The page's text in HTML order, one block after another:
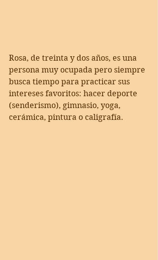
Rosa, de treinta y dos años, es una
persona muy ocupada pero siempre
busca tiempo para practicar sus
intereses favoritos: hacer deporte
(senderismo), gimnasio, yoga,
cerámica, pintura o caligrafía.